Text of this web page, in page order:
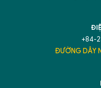
+84-
ĐƯỜNG DÂY